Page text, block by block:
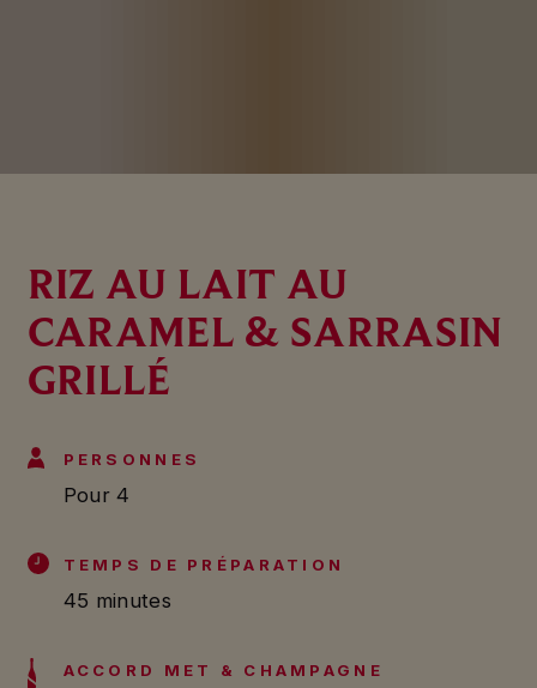
RIZ AU LAIT AU
CARAMEL & SARRASIN
GRILLÉ
PERSONNES
Pour 4
TEMPS DE PRÉPARATION
45 minutes
ACCORD MET & CHAMPAGNE